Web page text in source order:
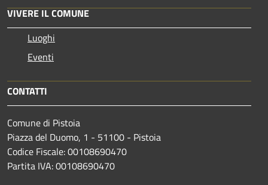
VIVERE IL COMUNE
Luoghi
Eventi
CONTATTI
Comune di Pistoia
Piazza del Duomo, 1 - 51100 - Pistoia
Codice Fiscale: 00108690470
Partita IVA: 00108690470